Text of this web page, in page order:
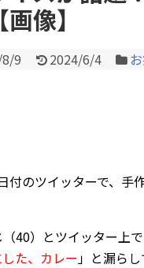
像】
9 2024/6/4
付のツイッターで、手
40）とツイッター上
た、カレー 」と漏らし